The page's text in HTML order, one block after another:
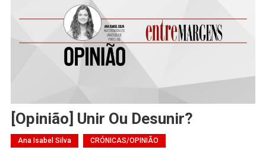
[Opinião] Unir Ou Desunir?
Ana Isabel Silva CRÓNICAS/OPINIÃO